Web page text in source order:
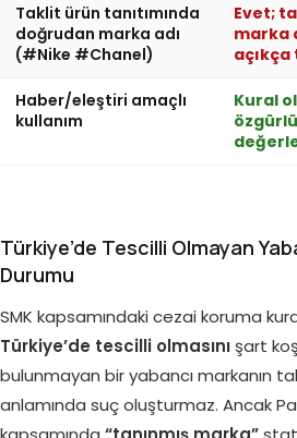
Taklit ürün tanıtımında
doğrudan marka adı
(#Nike #Chanel)
Evet;
marka
Haber/eleştiri amaçlı
kullanım
Kural
Türkiye’de Tescilli Olmayan
Durumu
SMK kapsamındaki cezai koruma
Türkiye’de tescilli olmasını şart
bulunmayan bir yabancı markanın
anlamında suç oluşturmaz. Ancak